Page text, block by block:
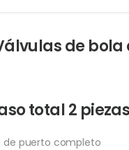
de
total 2 piezas
de puerto completo